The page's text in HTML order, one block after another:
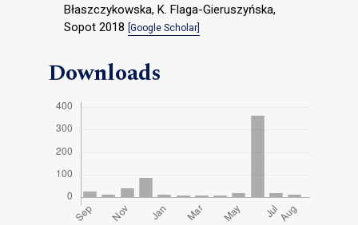
Błaszczykowska, K. Flaga-Gieruszyńska,
Sopot 2018 [Google Scholar]
Downloads